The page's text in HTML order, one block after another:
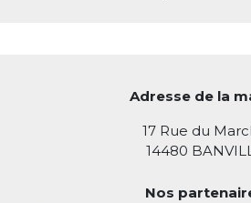
Adresse de la
17 Rue du
14480
Nos